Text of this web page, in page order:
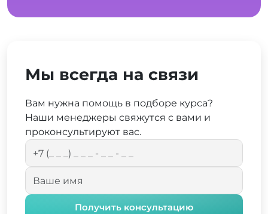
Мы всегда на связи
Вам нужна помощь в подборе курса?
Наши менеджеры свяжутся с вами и
проконсультируют вас.
Получить консультацию